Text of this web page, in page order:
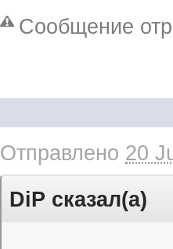
Сообщение
Отправлено 20
DiP сказал(а)